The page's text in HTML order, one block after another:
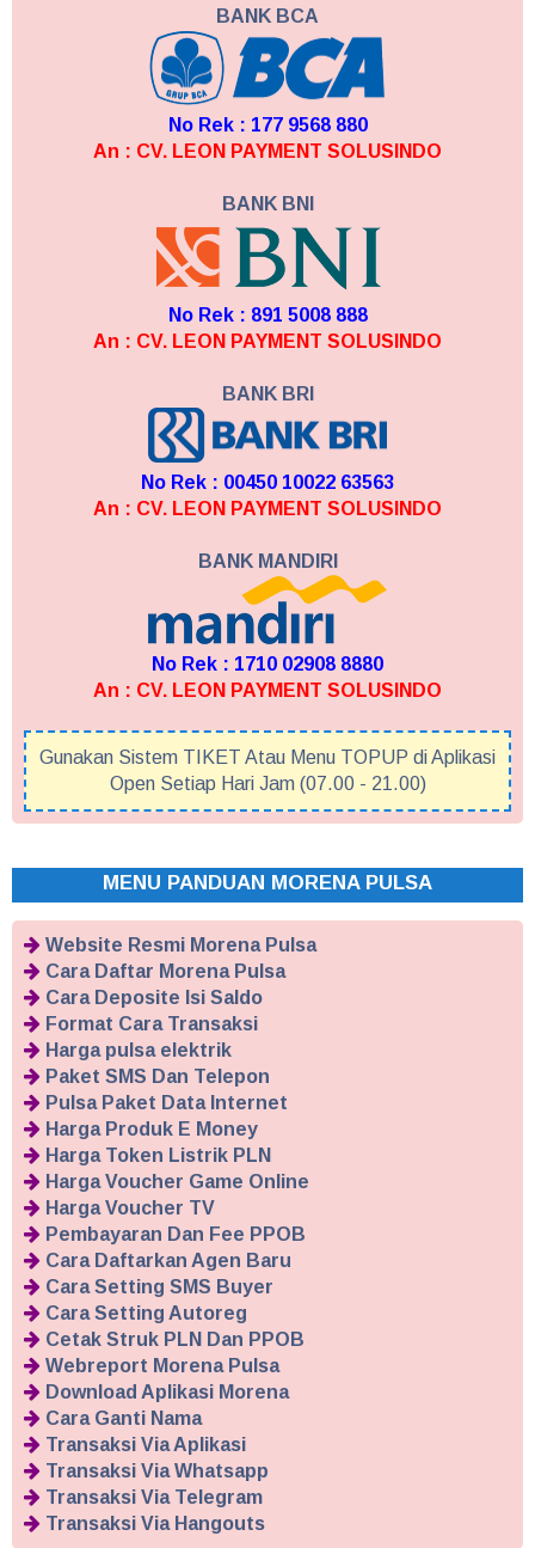
BANK BCA
No Rek : 177 9568 880
An : CV. LEON PAYMENT SOLUSINDO
BANK BNI
No Rek : 891 5008 888
An : CV. LEON PAYMENT SOLUSINDO
BANK BRI
No Rek : 00450 10022 63563
An : CV. LEON PAYMENT SOLUSINDO
BANK MANDIRI
No Rek : 1710 02908 8880
An : CV. LEON PAYMENT SOLUSINDO
Gunakan Sistem TIKET Atau Menu TOPUP di Aplikasi
Open Setiap Hari Jam (07.00 - 21.00)
MENU PANDUAN MORENA PULSA
Website Resmi Morena Pulsa
Cara Daftar Morena Pulsa
Cara Deposite Isi Saldo
Format Cara Transaksi
Harga pulsa elektrik
Paket SMS Dan Telepon
Pulsa Paket Data Internet
Harga Produk E Money
Harga Token Listrik PLN
Harga Voucher Game Online
Harga Voucher TV
Pembayaran Dan Fee PPOB
Cara Daftarkan Agen Baru
Cara Setting SMS Buyer
Cara Setting Autoreg
Cetak Struk PLN Dan PPOB
Webreport Morena Pulsa
Download Aplikasi Morena
Cara Ganti Nama
Transaksi Via Aplikasi
Transaksi Via Whatsapp
Transaksi Via Telegram
Transaksi Via Hangouts